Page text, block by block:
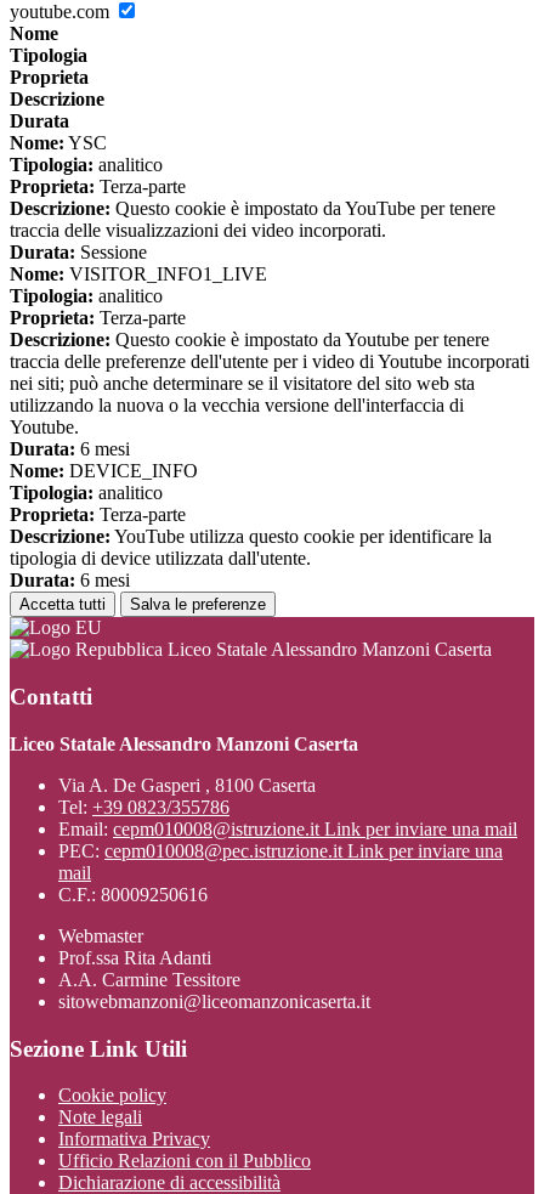
youtube.com
Nome
Tipologia
Proprieta
Descrizione
Durata
Nome: YSC
Tipologia: analitico
Proprieta: Terza-parte
Descrizione: Questo cookie è impostato da YouTube per tenere
traccia delle visualizzazioni dei video incorporati.
Durata: Sessione
Nome: VISITOR_INFO1_LIVE
Tipologia: analitico
Proprieta: Terza-parte
Descrizione: Questo cookie è impostato da Youtube per tenere
traccia delle preferenze dell'utente per i video di Youtube incorporati
nei siti; può anche determinare se il visitatore del sito web sta
utilizzando la nuova o la vecchia versione dell'interfaccia di
Youtube.
Durata: 6 mesi
Nome: DEVICE_INFO
Tipologia: analitico
Proprieta: Terza-parte
Descrizione: YouTube utilizza questo cookie per identificare la
tipologia di device utilizzata dall'utente.
Durata: 6 mesi
Accetta tutti Salva le preferenze
Liceo Statale Alessandro Manzoni Caserta
Contatti
Liceo Statale Alessandro Manzoni Caserta
Via A. De Gasperi , 8100 Caserta
Tel: +39 0823/355786
Email: cepm010008@istruzione.it Link per inviare una mail
PEC: cepm010008@pec.istruzione.it Link per inviare una
mail
C.F.: 80009250616
Webmaster
Prof.ssa Rita Adanti
A.A. Carmine Tessitore
sitowebmanzoni@liceomanzonicaserta.it
Sezione Link Utili
Cookie policy
Note legali
Informativa Privacy
Ufficio Relazioni con il Pubblico
Dichiarazione di accessibilità